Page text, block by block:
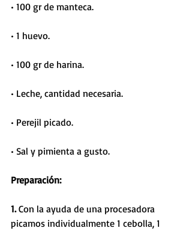
• 100 gr de manteca.
• 1 huevo.
• 100 gr de harina.
• Leche, cantidad necesaria.
• Perejil picado.
• Sal y pimienta a gusto.
Preparación:
1. Con la ayuda de una procesadora
picamos individualmente 1 cebolla, 1